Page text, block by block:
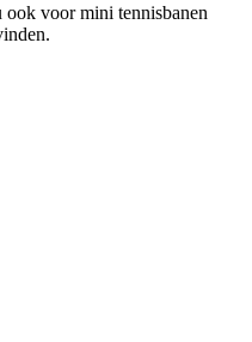
voor mini tennisbanen